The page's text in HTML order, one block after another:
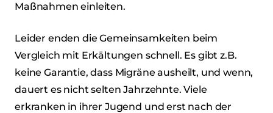
Maßnahmen einleiten.
Leider enden die Gemeinsamkeiten beim
Vergleich mit Erkältungen schnell. Es gibt z.B.
keine Garantie, dass Migräne ausheilt, und wenn,
dauert es nicht selten Jahrzehnte. Viele
erkranken in ihrer Jugend und erst nach der